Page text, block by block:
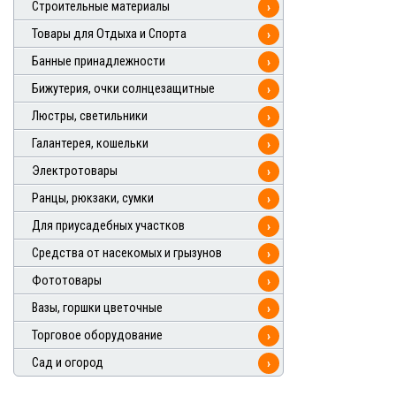
Строительные материалы
›
Товары для Отдыха и Спорта
›
Банные принадлежности
›
Бижутерия, очки солнцезащитные
›
Люстры, светильники
›
Галантерея, кошельки
›
Электротовары
›
Ранцы, рюкзаки, сумки
›
Для приусадебных участков
›
Средства от насекомых и грызунов
›
Фототовары
›
Вазы, горшки цветочные
›
Торговое оборудование
›
Сад и огород
›